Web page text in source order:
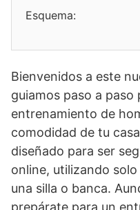
Esquema:
Bienvenidos a este
guiamos paso a paso
entrenamiento de
comodidad de tu
diseñado para ser
online, utilizando
una silla o banca.